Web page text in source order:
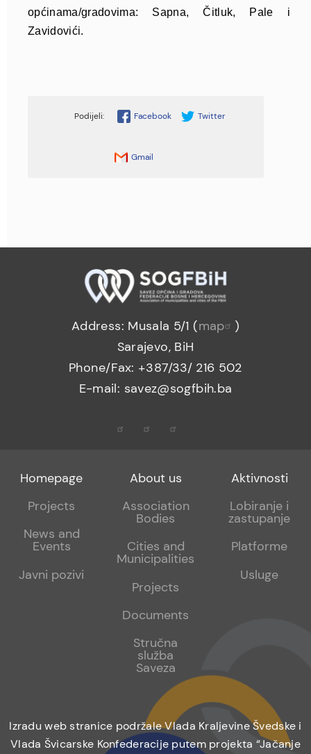
općinama/gradovima: Sapna, Čitluk, Pale i
Zavidovići.
Facebook Twitter
Gmail
Address: Musala 5/1 (map
)
Sarajevo, BiH
Phone/Fax: +387/33/ 216 502
E-mail: savez@sogfbih.ba
Footer
menu
Homepage
Projects
News and
Events
Javni pozivi
Footer
sub
About us
Association
Bodies
Cities and
Municipalities
Projects
Documents
Stručna
služba
Saveza
Footer
sub
Aktivnosti
Lobiranje i
zastupanje
Platforme
Usluge
Izradu web stranice podržale Vlada Kraljevine Švedske i
Vlada Švicarske Konfederacije putem projekta “Jačanje